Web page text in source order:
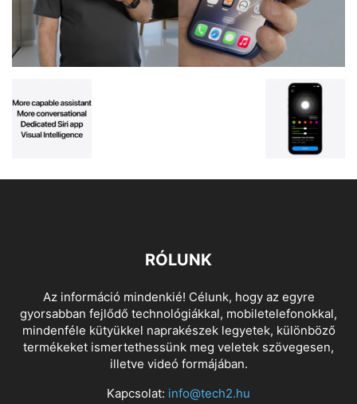
RÓLUNK
Az információ mindenkié! Célunk, hogy az egyre
gyorsabban fejlődő technológiákkal, mobiletelefonokkal,
mindenféle kütyükkel naprakészek legyetek, különböző
termékeket ismertethessünk meg veletek szövegesen,
illetve videó formájában.
Kapcsolat: info@tech2.hu